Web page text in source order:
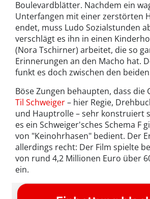
Boulevardblätter. Nachdem ein
Unterfangen mit einer zerstörten
endet, muss Ludo Sozialstunden
verschlägt es ihn in einen
(Nora Tschirner) arbeitet, die so
Erinnerungen an den Macho hat.
funkt es doch zwischen den
Böse Zungen behaupten, dass die
Til Schweiger– hier Regie,
und Hauptrolle – sehr konstruiert
es ein Schweiger'sches Schema F
von "Keinohrhasen" bedient. Der
allerdings recht: Der Film spielte
von rund 4,2 Millionen Euro über
ein.